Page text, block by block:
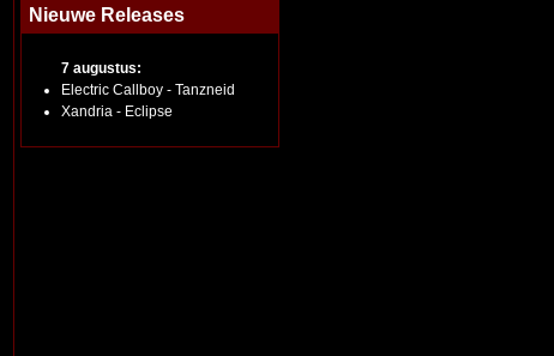
Nieuwe Releases
7 augustus:
Electric Callboy - Tanzneid
Xandria - Eclipse